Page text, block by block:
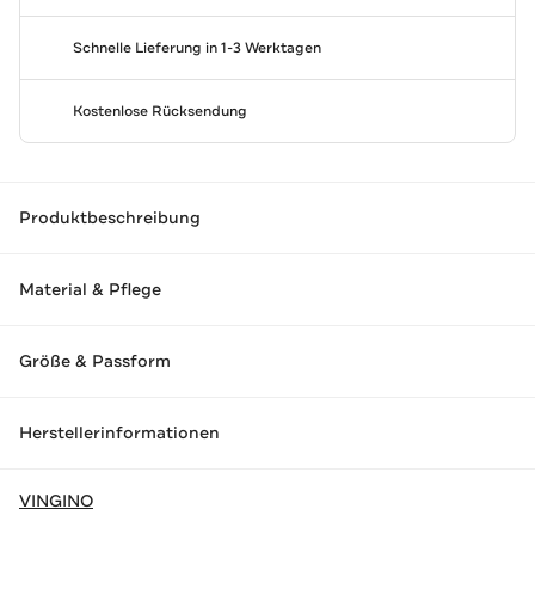
Schnelle Lieferung in 1-3 Werktagen
Kostenlose Rücksendung
Produktbeschreibung
Material & Pflege
Größe & Passform
Herstellerinformationen
VINGINO